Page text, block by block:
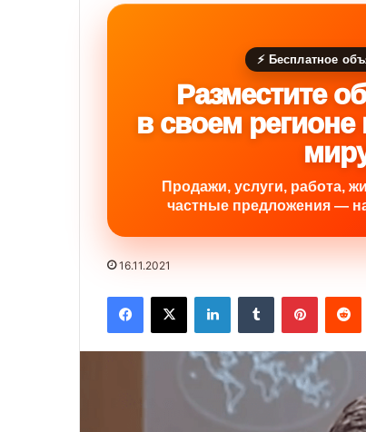
⚡ Бесплатное
Разместите
в своем
Продажи, услуги, работа,
частные предложения —
16.11.2021